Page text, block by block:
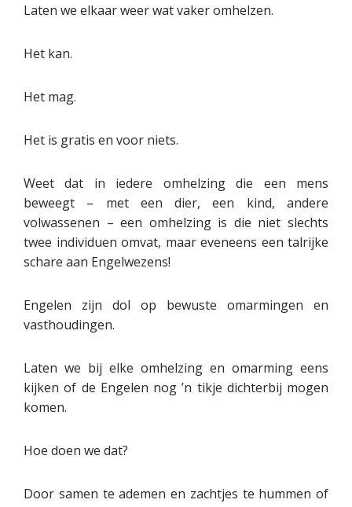
Laten we elkaar weer wat vaker omhelzen.
Het kan.
Het mag.
Het is gratis en voor niets.
Weet dat in iedere omhelzing die een mens
beweegt – met een dier, een kind, andere
volwassenen – een omhelzing is die niet slechts
twee individuen omvat, maar eveneens een talrijke
schare aan Engelwezens!
Engelen zijn dol op bewuste omarmingen en
vasthoudingen.
Laten we bij elke omhelzing en omarming eens
kijken of de Engelen nog ’n tikje dichterbij mogen
komen.
Hoe doen we dat?
Door samen te ademen en zachtjes te hummen of